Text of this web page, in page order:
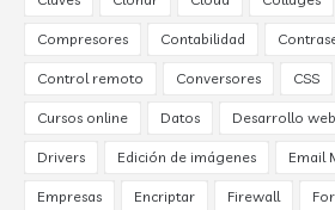
Compresores Contabilidad
Control remoto Conversores CSS
Cursos online Datos Desarrollo web
Drivers Edición de imágenes Email
Empresas Encriptar Firewall